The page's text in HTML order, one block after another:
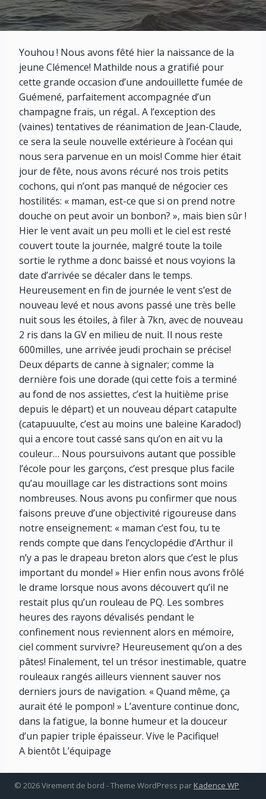
Youhou ! Nous avons fêté hier la naissance de la
jeune Clémence! Mathilde nous a gratifié pour
cette grande occasion d’une andouillette fumée de
Guémené, parfaitement accompagnée d’un
champagne frais, un régal.. A l’exception des
(vaines) tentatives de réanimation de Jean-Claude,
ce sera la seule nouvelle extérieure à l’océan qui
nous sera parvenue en un mois! Comme hier était
jour de fête, nous avons récuré nos trois petits
cochons, qui n’ont pas manqué de négocier ces
hostilités: « maman, est-ce que si on prend notre
douche on peut avoir un bonbon? », mais bien sûr !
Hier le vent avait un peu molli et le ciel est resté
couvert toute la journée, malgré toute la toile
sortie le rythme a donc baissé et nous voyions la
date d’arrivée se décaler dans le temps.
Heureusement en fin de journée le vent s’est de
nouveau levé et nous avons passé une très belle
nuit sous les étoiles, à filer à 7kn, avec de nouveau
2 ris dans la GV en milieu de nuit. Il nous reste
600milles, une arrivée jeudi prochain se précise!
Deux départs de canne à signaler; comme la
dernière fois une dorade (qui cette fois a terminé
au fond de nos assiettes, c’est la huitième prise
depuis le départ) et un nouveau départ catapulte
(catapuuulte, c’est au moins une baleine Karadoc!)
qui a encore tout cassé sans qu’on en ait vu la
couleur… Nous poursuivons autant que possible
l’école pour les garçons, c’est presque plus facile
qu’au mouillage car les distractions sont moins
nombreuses. Nous avons pu confirmer que nous
faisons preuve d’une objectivité rigoureuse dans
notre enseignement: « maman c’est fou, tu te
rends compte que dans l’encyclopédie d’Arthur il
n’y a pas le drapeau breton alors que c’est le plus
important du monde! » Hier enfin nous avons frôlé
le drame lorsque nous avons découvert qu’il ne
restait plus qu’un rouleau de PQ. Les sombres
heures des rayons dévalisés pendant le
confinement nous reviennent alors en mémoire,
ciel comment survivre? Heureusement qu’on a des
pâtes! Finalement, tel un trésor inestimable, quatre
rouleaux rangés ailleurs viennent sauver nos
derniers jours de navigation. « Quand même, ça
aurait été le pompon! » L’aventure continue donc,
dans la fatigue, la bonne humeur et la douceur
d’un papier triple épaisseur. Vive le Pacifique!
A bientôt L’équipage
© 2026 Virement de bord - Theme WordPress par Kadence WP